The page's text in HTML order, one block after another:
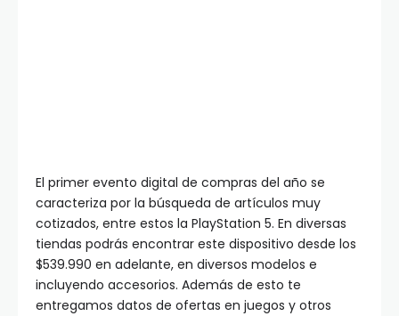
El primer evento digital de compras del año se
caracteriza por la búsqueda de artículos muy
cotizados, entre estos la PlayStation 5. En diversas
tiendas podrás encontrar este dispositivo desde los
$539.990 en adelante, en diversos modelos e
incluyendo accesorios. Además de esto te
entregamos datos de ofertas en juegos y otros